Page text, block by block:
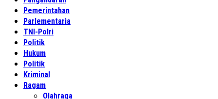
Pemerintahan
Parlementaria
TNI-Polri
Politik
Hukum
Politik
Kriminal
Ragam
Olahraga